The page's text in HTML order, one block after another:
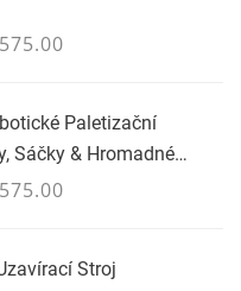
Paletizační
Sáčky & Hromadné
Stroj